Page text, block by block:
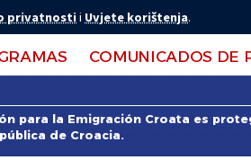
privatnostii Uvjete korištenja.
COMUNICADOS DE
para la Emigración Croata es
de Croacia.